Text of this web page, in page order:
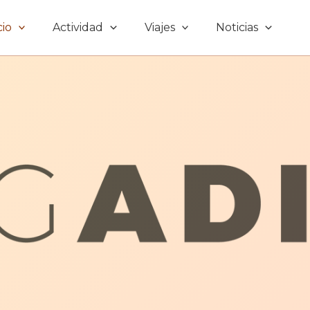
Actividad Viajes Noticias